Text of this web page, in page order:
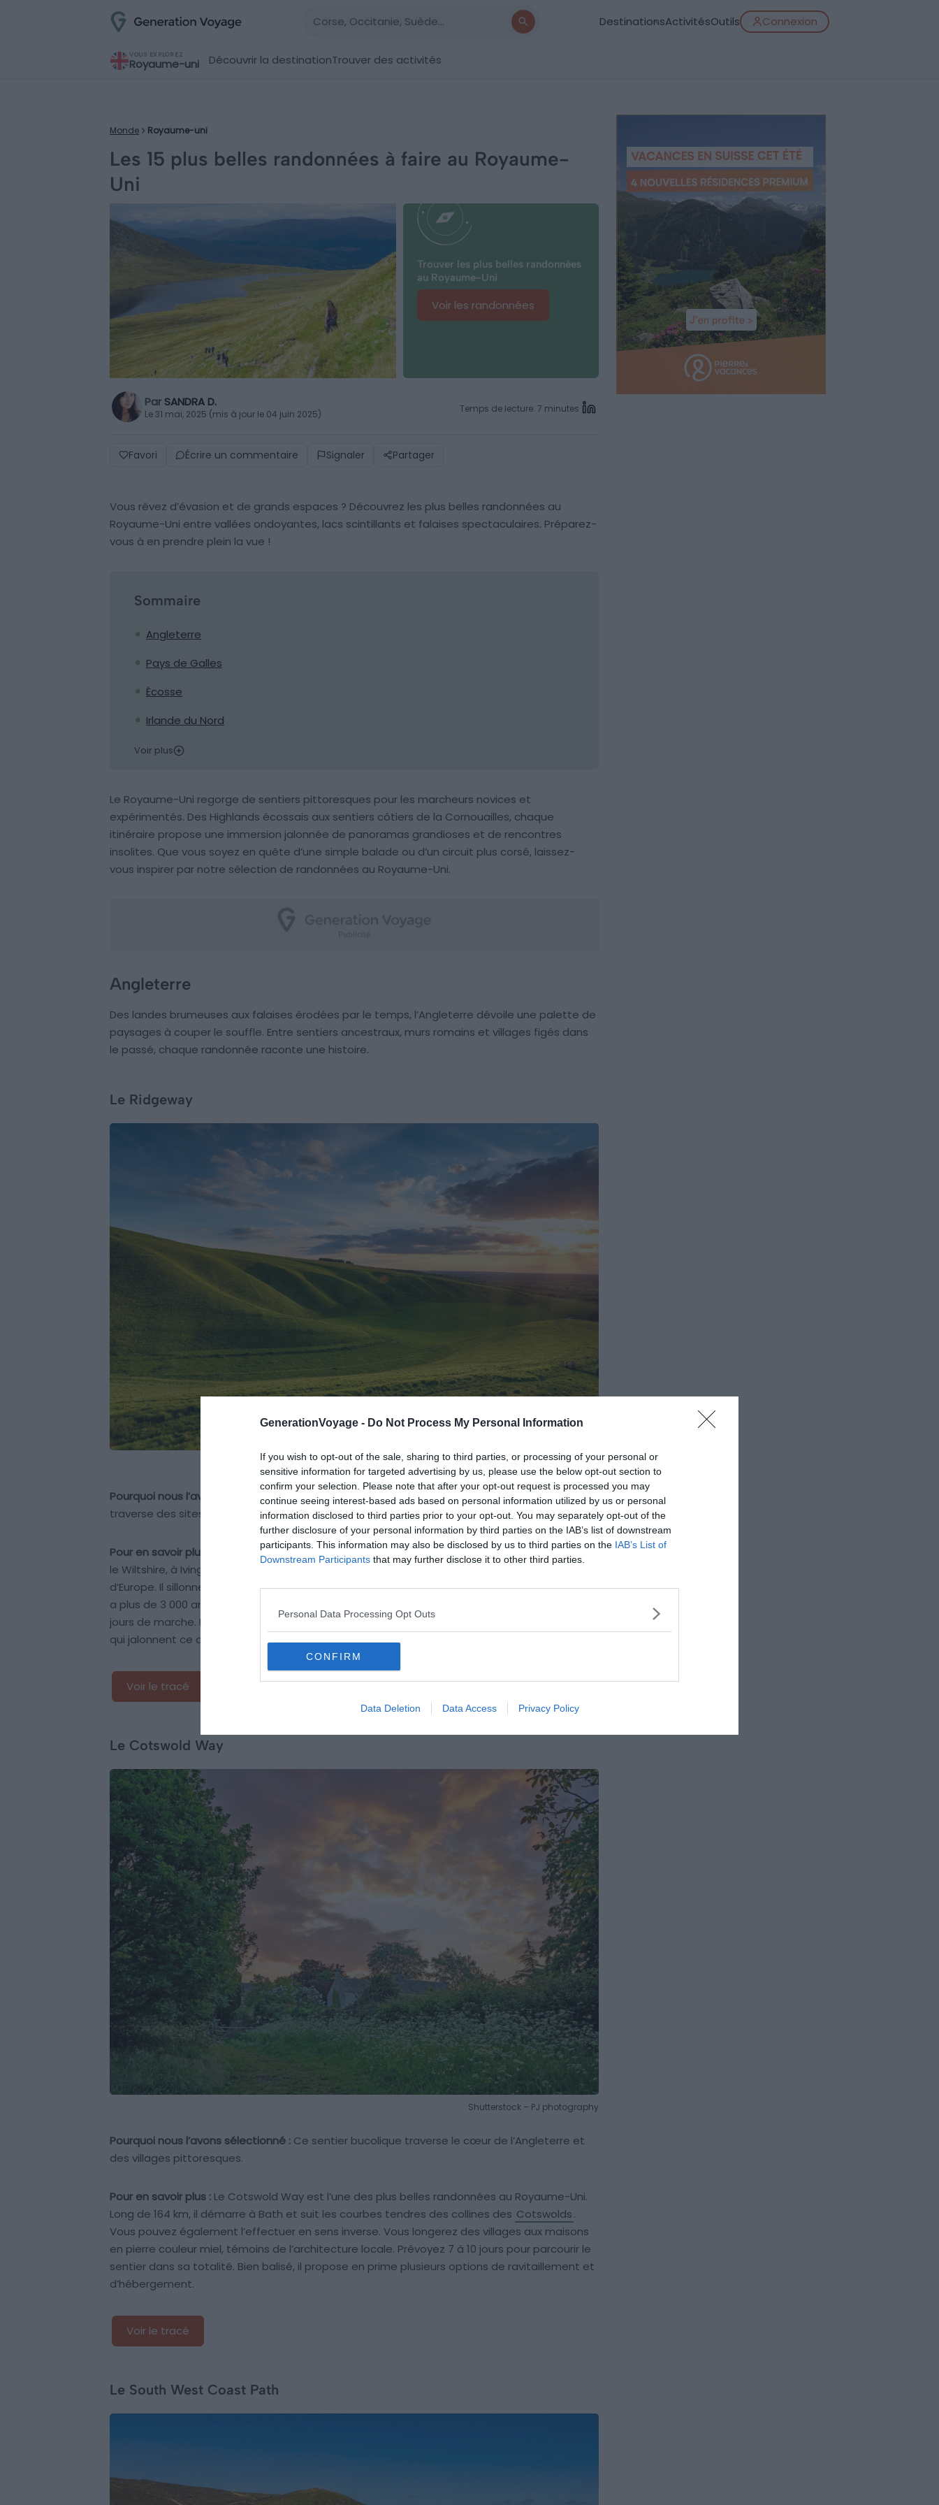
GenerationVoyage - Do Not Process My Personal Information
If you wish to opt-out of the sale, sharing to third parties, or processing of your personal or
sensitive information for targeted advertising by us, please use the below opt-out section to
confirm your selection. Please note that after your opt-out request is processed you may
continue seeing interest-based ads based on personal information utilized by us or personal
information disclosed to third parties prior to your opt-out. You may separately opt-out of the
further disclosure of your personal information by third parties on the IAB’s list of downstream
participants. This information may also be disclosed by us to third parties on the IAB’s List of
Downstream Participants that may further disclose it to other third parties.
Personal Data Processing Opt Outs
CONFIRM
Data Deletion Data Access Privacy Policy
DestinationsActivitésOutils Connexion
VOUS EXPLOREZ
Royaume-uni Découvrir la destinationTrouver des activités
Monde Royaume-uni
Les 15 plus belles randonnées à faire au Royaume-
Uni
Trouver les plus belles randonnées
au Royaume-Uni
Voir les randonnées
Par SANDRA D.
Le 31 mai, 2025 (mis à jour le 04 juin 2025) Temps de lecture: 7 minutes
Favori Écrire un commentaire Signaler Partager
Vous rêvez d’évasion et de grands espaces ? Découvrez les plus belles randonnées au
Royaume-Uni entre vallées ondoyantes, lacs scintillants et falaises spectaculaires. Préparez-
vous à en prendre plein la vue !
Sommaire
Angleterre
Pays de Galles
Écosse
Irlande du Nord
Voir plus
Le Royaume-Uni regorge de sentiers pittoresques pour les marcheurs novices et
expérimentés. Des Highlands écossais aux sentiers côtiers de la Cornouailles, chaque
itinéraire propose une immersion jalonnée de panoramas grandioses et de rencontres
insolites. Que vous soyez en quête d’une simple balade ou d’un circuit plus corsé, laissez-
vous inspirer par notre sélection de randonnées au Royaume-Uni.
Angleterre
Des landes brumeuses aux falaises érodées par le temps, l’Angleterre dévoile une palette de
paysages à couper le souffle. Entre sentiers ancestraux, murs romains et villages figés dans
le passé, chaque randonnée raconte une histoire.
Le Ridgeway
Shutterstock – Helen Hotson
Pourquoi nous l’avons sélectionné :Le Ridgeway est l’un des plus anciens chemins du pays. Il
traverse des sites préhistoriques et mystérieux.
Pour en savoir plus :
Long d’environ 139 km, le Ridgeway relie Overton Hill, près d’Avebury dans
le Wiltshire, à Ivinghoe Beacon, dans le Buckinghamshire. C’est l’une des plus vieilles routes
d’Europe. Il sillonne des vestiges remarquables, comme le cheval blanc d’Uffington, sculpté il y
a plus de 3 000 ans. Le parcours, bien balisé, se fait à pied ou à vélo. Comptez entre 6 et 7
jours de marche. Profitez-en pour explorer les panoramas ruraux et les forts de l’âge du fer
qui jalonnent ce circuit mythique.
Voir le tracé
Le Cotswold Way
Shutterstock – PJ photography
Pourquoi nous l’avons sélectionné : Ce sentier bucolique traverse le cœur de l’Angleterre et
des villages pittoresques.
Pour en savoir plus : Le Cotswold Way est l’une des plus belles randonnées au Royaume-Uni.
Long de 164 km, il démarre à Bath et suit les courbes tendres des collines des Cotswolds.
Vous pouvez également l’effectuer en sens inverse. Vous longerez des villages aux maisons
en pierre couleur miel, témoins de l’architecture locale. Prévoyez 7 à 10 jours pour parcourir le
sentier dans sa totalité. Bien balisé, il propose en prime plusieurs options de ravitaillement et
d’hébergement.
Voir le tracé
Le South West Coast Path